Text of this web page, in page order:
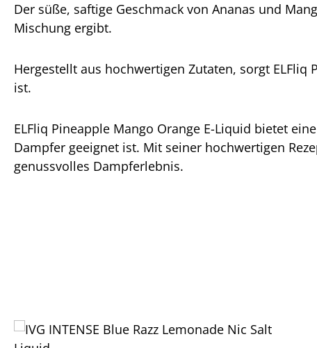
Der süße, saftige Geschmack von Ananas und
Mischung ergibt.
Hergestellt aus hochwertigen Zutaten, sorgt
ist.
ELFliq Pineapple Mango Orange E-Liquid bietet
Dampfer geeignet ist. Mit seiner hochwertigen
genussvolles Dampferlebnis.
Produktgalerie überspringen